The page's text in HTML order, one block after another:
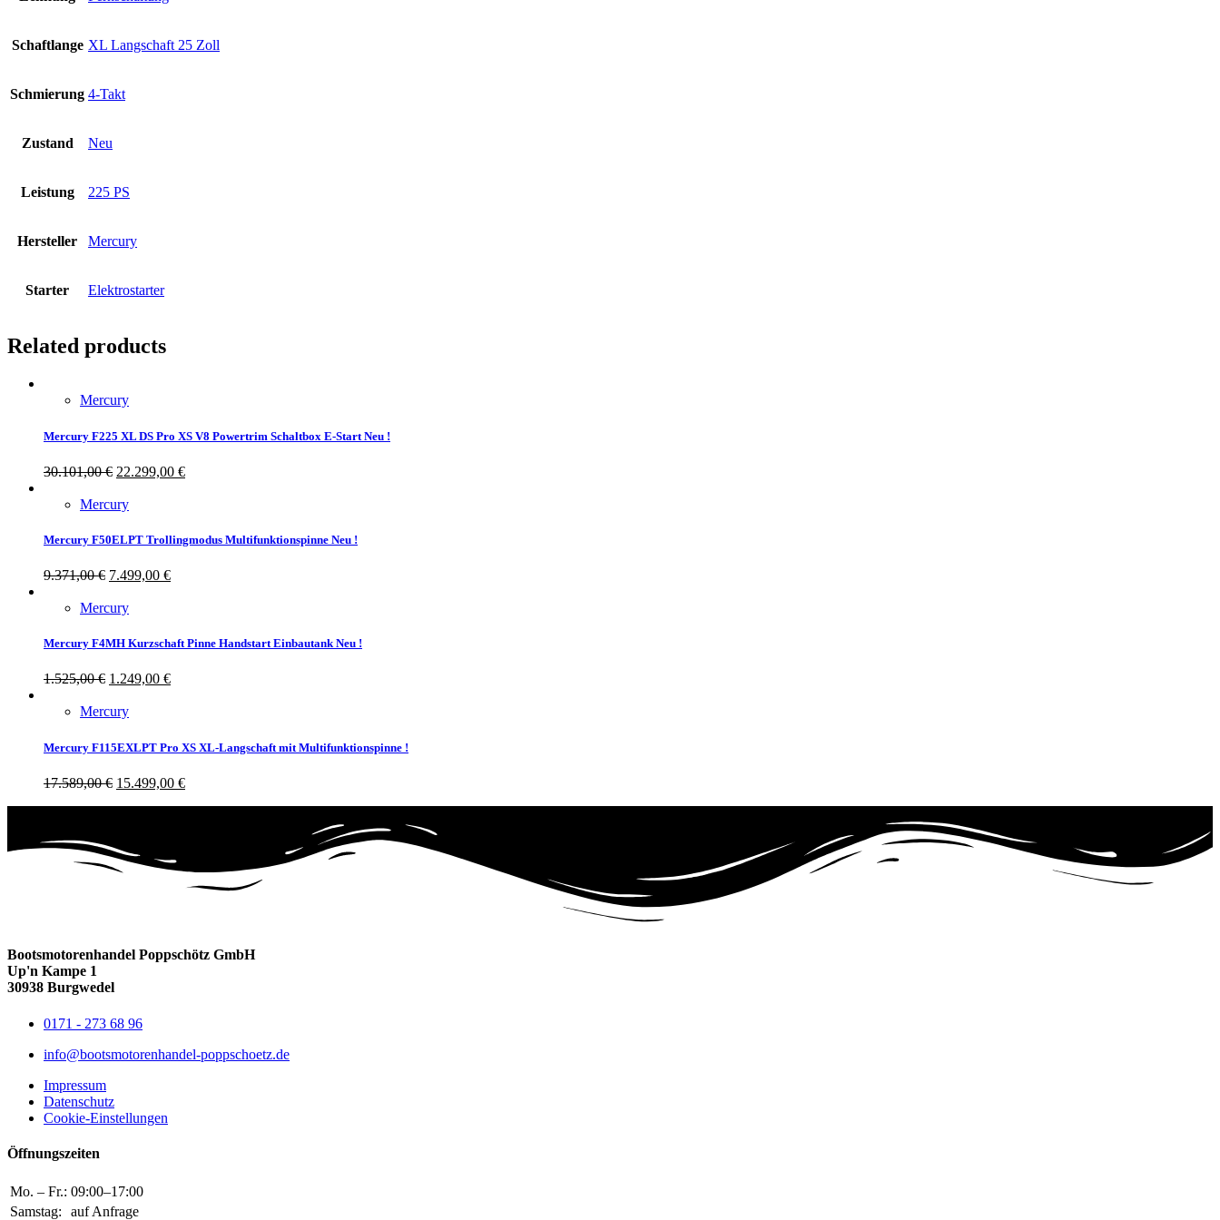
Schaftlange XL Langschaft 25 Zoll
Schmierung 4-Takt
Zustand Neu
Leistung 225 PS
Hersteller Mercury
Starter Elektrostarter
Related products
Mercury
Mercury F225 XL DS Pro XS V8 Powertrim Schaltbox E-Start Neu !
30.101,00€ 22.299,00 €
Mercury
Mercury F50ELPT Trollingmodus Multifunktionspinne Neu !
9.371,00€ 7.499,00 €
Mercury
Mercury F4MH Kurzschaft Pinne Handstart Einbautank Neu !
1.525,00€ 1.249,00 €
Mercury
Mercury F115EXLPT Pro XS XL-Langschaft mit Multifunktionspinne !
17.589,00€ 15.499,00 €
Bootsmotorenhandel Poppschötz GmbH
Up'n Kampe 1
30938 Burgwedel
0171 - 273 68 96
info@bootsmotorenhandel-poppschoetz.de
Impressum
Datenschutz
Cookie-Einstellungen
Öffnungszeiten
Mo. – Fr.: 09:00–17:00
Samstag:
auf Anfrage